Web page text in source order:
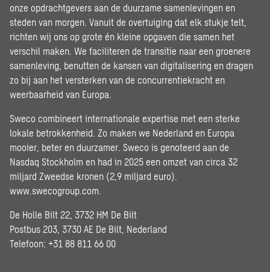
onze opdrachtgevers aan de duurzame samenlevingen en
steden van morgen. Vanuit de overtuiging dat elk stukje telt,
richten wij ons op grote én kleine opgaven die samen het
verschil maken. We faciliteren de transitie naar een groenere
samenleving, benutten de kansen van digitalisering en dragen
zo bij aan het versterken van de concurrentiekracht en
weerbaarheid van Europa.
Sweco combineert internationale expertise met een sterke
lokale betrokkenheid. Zo maken we Nederland en Europa
mooier, beter en duurzamer. Sweco is genoteerd aan de
Nasdaq Stockholm en had in 2025 een omzet van circa 32
miljard Zweedse kronen (2,9 miljard euro).
www.swecogroup.com
De Holle Bilt 22, 3732 HM De Bilt
Postbus 203, 3730 AE De Bilt, Nederland
Telefoon: +31 88 811 66 00